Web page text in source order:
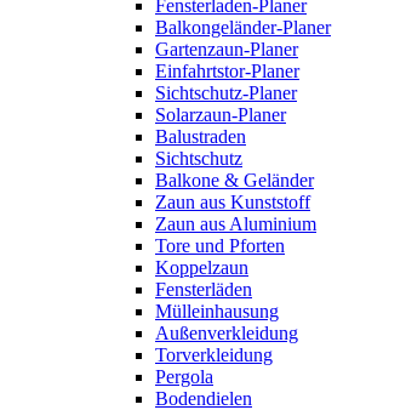
Fensterladen-Planer
Balkongeländer-Planer
Gartenzaun-Planer
Einfahrtstor-Planer
Sichtschutz-Planer
Solarzaun-Planer
Balustraden
Sichtschutz
Balkone & Geländer
Zaun aus Kunststoff
Zaun aus Aluminium
Tore und Pforten
Koppelzaun
Fensterläden
Mülleinhausung
Außenverkleidung
Torverkleidung
Pergola
Bodendielen